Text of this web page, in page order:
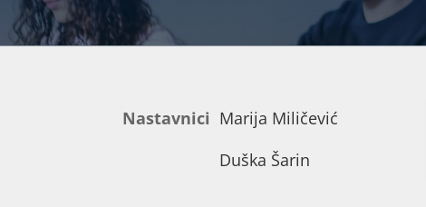
Nastavnici Marija Miličević
Duška Šarin